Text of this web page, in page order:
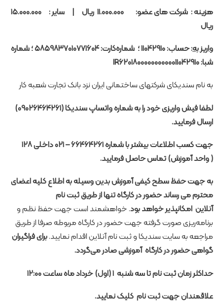
هزینه : شرکت های عضو:
۱۱.۰۰۰.۰۰۰ ریال | سایر : ۱۵.۰۰۰.۰۰۰
ریال
واریز به: حساب:۱۱۰۴۲۹۱۰؛ شماره‌کارت:۵۸۵۹۸۳۷۰۱۰۷۷۱۶۰۴؛ شماره
شبا: IR۶۲۰۱۸۰۰۰۰۰۰۰۰۰۰۰۱۱۰۴۲۹۱۰
به نام سندیکای شرکتهای ساختمانی ایران نزد بانک تجارت شعبه کار
لطفا فیش واریزی خود را به شماره واتساپ سندیکا (۰۹۰۲۶۴۶۴۲۶۱)
ارسال فرمایید.
جهت کسب اطلاعات بیشتر با شماره ۶۶۴۶۴۲۶۱
–
۰۲۱ داخلی ۱۲۸
(واحد آموزش)تماس حاصل فرمایید.
به جهت حفظ سطح کیفی آموزش بدین وسیله به اطلاع کلیه اعضای
محترم می رساند حضور در کارگاه تنها از طریقثبت نام
آنلاین امکانپذیر خواهد بود. خواهشمند است جهت حفظ نظم و
برنامه‌ریزی صورت گرفته جهت حضور در کارگاه مربوطه صرفا از طریق
مراجعه به سایت سندیکا و ثبت نام آنلاین اقدام نمایید.برای فراگیران
گواهی حضور در کارگاه آموزشی صادر می‌گردد.
حداکثر زمان ثبت نام تا سه شنبه ۱ (اول) خرداد
ماه ساعت ۱۲:۰۰
علاقمندان جهت ثبت نام کلیکنمایید.